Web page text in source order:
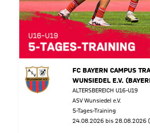
FC BAYERN CAMPUS
WUNSIEDEL E.V.
ALTERSBEREICH U16-U19
ASV Wunsiedel e.V.
5-Tages-Training
24.08.2026 bis 28.08.2026